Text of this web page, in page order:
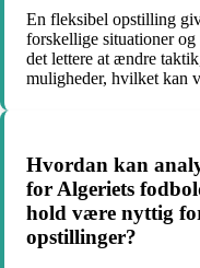
En fleksibel opstilling
forskellige situationer
det lettere at ændre
muligheder, hvilket kan
Hvordan kan
for Algeriets
hold være nyttig
opstillinger?